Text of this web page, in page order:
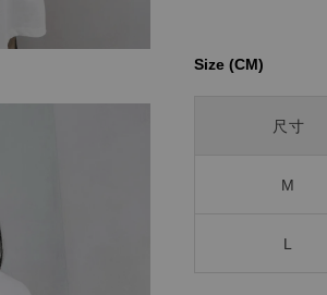
Size (CM)⁡⁡
尺寸
M
L